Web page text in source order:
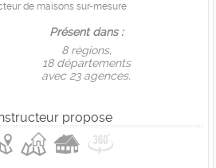
de maisons sur-mesure
Présent dans :
8 règions,
18 départements
avec 23 agences.
propose